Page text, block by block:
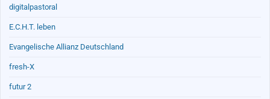
digitalpastoral
E.C.H.T. leben
Evangelische Allianz Deutschland
fresh-X
futur 2